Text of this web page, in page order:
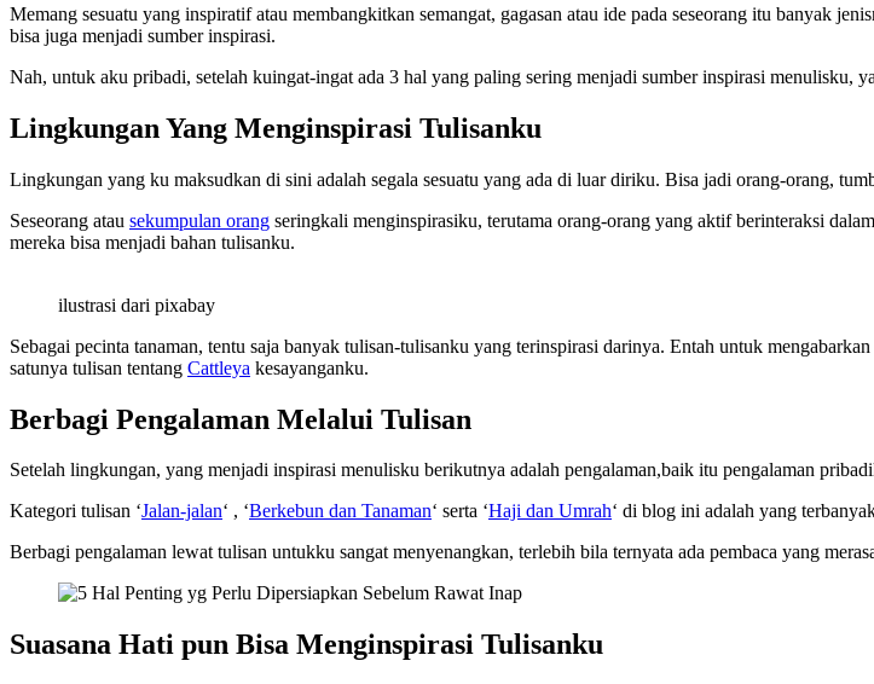
Memang sesuatu yang inspiratif atau membangkitkan semangat, gagasan atau ide pada seseorang itu banyak
bisa juga menjadi sumber inspirasi.
Nah, untuk aku pribadi, setelah kuingat-ingat ada 3 hal yang paling sering menjadi sumber inspirasi menulisku,
Lingkungan Yang Menginspirasi Tulisanku
Lingkungan yang ku maksudkan di sini adalah segala sesuatu yang ada di luar diriku. Bisa jadi orang-orang,
Seseorang atau sekumpulan orang seringkali menginspirasiku, terutama orang-orang yang aktif berinteraksi
mereka bisa menjadi bahan tulisanku.
ilustrasi dari pixabay
Sebagai pecinta tanaman, tentu saja banyak tulisan-tulisanku yang terinspirasi darinya. Entah untuk
satunya tulisan tentang Cattleya kesayanganku.
Berbagi Pengalaman Melalui Tulisan
Setelah lingkungan, yang menjadi inspirasi menulisku berikutnya adalah pengalaman,baik itu pengalaman
Kategori tulisan ‘Jalan-jalan‘ , ‘Berkebun dan Tanaman‘ serta ‘Haji dan Umrah‘ di blog ini adalah yang
Berbagi pengalaman lewat tulisan untukku sangat menyenangkan, terlebih bila ternyata ada pembaca yang
Suasana Hati pun Bisa Menginspirasi Tulisanku